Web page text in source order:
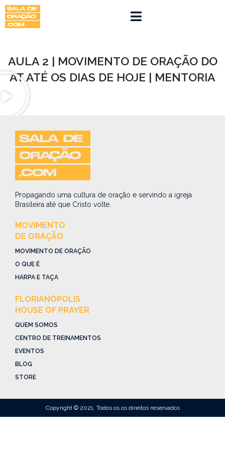
AULA 2 | MOVIMENTO DE ORAÇÃO DO
AT ATÉ OS DIAS DE HOJE | MENTORIA
Propagando uma cultura de oração e servindo a igreja
Brasileira até que Cristo volte.
MOVIMENTO
DE ORAÇÃO
MOVIMENTO DE ORAÇÃO
O QUE É
HARPA E TAÇA
FLORIANÓPOLIS
HOUSE OF PRAYER
QUEM SOMOS
CENTRO DE TREINAMENTOS
EVENTOS
BLOG
STORE
Copyright © 2021. Todos os os direitos reservados